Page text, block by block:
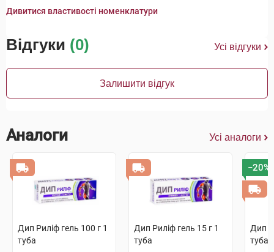
Дивитися властивості номенклатури
Відгуки (0) Усі відгуки
Залишити відгук
Аналоги Усі аналоги
Дип Риліф гель 100 г 1
туба
Дип Риліф гель 15 г 1
туба
−20%
Дип
туба